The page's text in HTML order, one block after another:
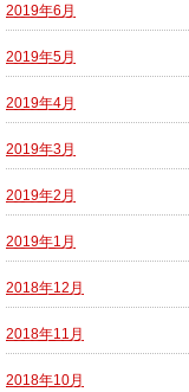
2019年6月
2019年5月
2019年4月
2019年3月
2019年2月
2019年1月
2018年12月
2018年11月
2018年10月